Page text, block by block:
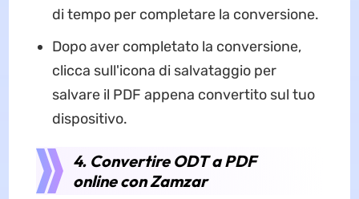
di tempo per completare la conversione.
Dopo aver completato la conversione,
clicca sull'icona di salvataggio per
salvare il PDF appena convertito sul tuo
dispositivo.
4. Convertire ODT a PDF
online con Zamzar